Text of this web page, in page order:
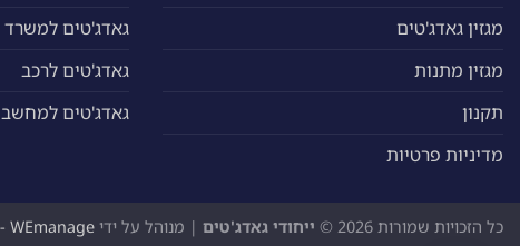
מגזין גאדג'טים
מגזין מתנות
תקנון
מדיניות פרטיות
גאדג'טים למשרד
גאדג'טים לרכב
גאדג'טים למחשב
כל הזכויות שמורות 2026 © ייחודי גאדג'טים | מנוהל על ידי WEmanage - ניהול אתרים